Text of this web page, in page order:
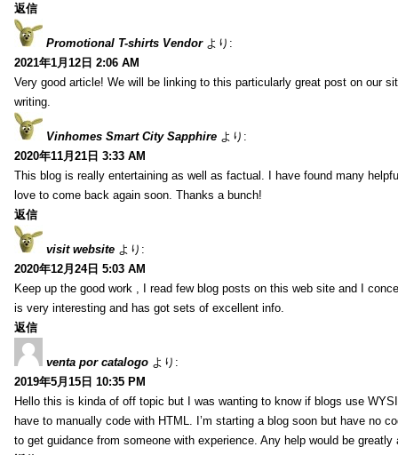
返信
Promotional T-shirts Vendor より:
2021年1月12日 2:06 AM
Very good article! We will be linking to this particularly great post on our
writing.
Vinhomes Smart City Sapphire より:
2020年11月21日 3:33 AM
This blog is really entertaining as well as factual. I have found many
love to come back again soon. Thanks a bunch!
返信
visit website より:
2020年12月24日 5:03 AM
Keep up the good work , I read few blog posts on this web site and I
is very interesting and has got sets of excellent info.
返信
venta por catalogo より:
2019年5月15日 10:35 PM
Hello this is kinda of off topic but I was wanting to know if blogs use
have to manually code with HTML. I’m starting a blog soon but have no
to get guidance from someone with experience. Any help would be greatly